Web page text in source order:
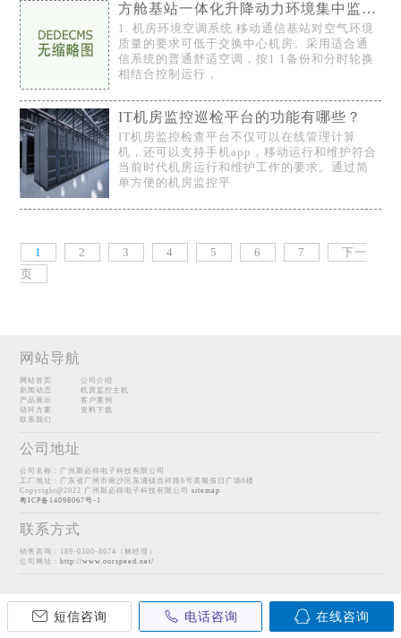
方舱基站一体化升降动力环境集中监控系统
1. 机房环境空调系统 移动通信基站对空气环境
质量的要求可低于交换中心机房。采用适合通
信系统的普通舒适空调，按1 1备份和分时轮换
相结合控制运行，
IT机房监控巡检平台的功能有哪些？
IT机房监控检查平台不仅可以在线管理计算
机，还可以支持手机app，移动运行和维护符合
当前时代机房运行和维护工作的要求。通过简
单方便的机房监控平
1 2 3 4 5 6 7
下一
页
网站导航
网站首页
公司介绍
新闻动态
机房监控主机
产品展示
客户案例
动环方案
资料下载
联系我们
公司地址
公司名称：广州斯必得电子科技有限公司
工厂地址：广东省广州市南沙区东涌镇吉祥路6号美顺假日广场6楼
Copyright@2022 广州斯必得电子科技有限公司sitemap
粤ICP备14098067号-1
联系方式
销售咨询：189-0300-8674（林经理）
公司网址：http://www.ourspeed.net/
短信咨询 电话咨询 在线咨询